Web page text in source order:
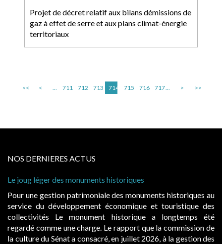
Projet de décret relatif aux bilans démissions de
gaz à effet de serre et aux plans climat-énergie
territoriaux
<< < ... 711 712 713 714 715 716 717... > >>
NOS DERNIERES ACTUS
Le joug léger des monuments historiques
Pour une gestion patrimoniale des monuments historiques au
service du développement économique et touristique des
collectivités Le monument historique a longtemps été
regardé comme une charge. Le rapport que la commission de
la culture du Sénat a consacré, en juillet 2026, à la gestion des